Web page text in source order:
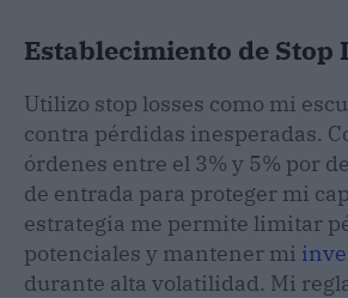
Establecimiento de Stop
Utilizo stop losses como mi
contra pérdidas inesperadas.
órdenes entre el 3% y 5% por
de entrada para proteger mi
estrategia me permite limitar
potenciales y mantener mi
durante alta volatilidad. Mi